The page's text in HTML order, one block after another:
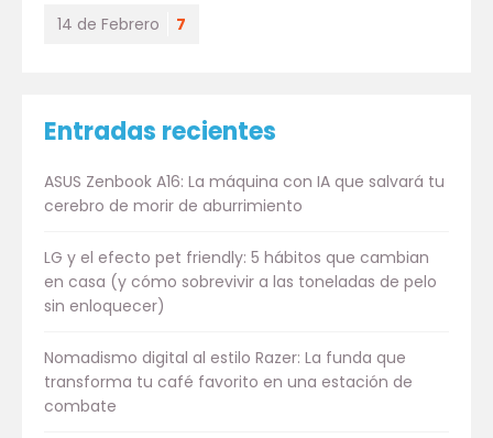
14 de Febrero 7
Entradas recientes
ASUS Zenbook A16: La máquina con IA que salvará tu
cerebro de morir de aburrimiento
LG y el efecto pet friendly: 5 hábitos que cambian
en casa (y cómo sobrevivir a las toneladas de pelo
sin enloquecer)
Nomadismo digital al estilo Razer: La funda que
transforma tu café favorito en una estación de
combate